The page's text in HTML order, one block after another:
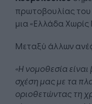
πρωτοβουλίας του
μια «Ελλάδα
Μεταξύ άλλων
«Η νομοθεσία
σχέση μας με τα
οριοθετώντας τη